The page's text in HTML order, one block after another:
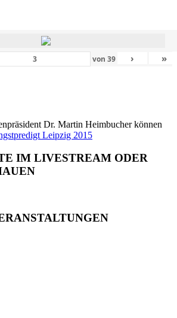
von39 › »
Dr. Martin Heimbucher können
Leipzig 2015
IM LIVESTREAM ODER